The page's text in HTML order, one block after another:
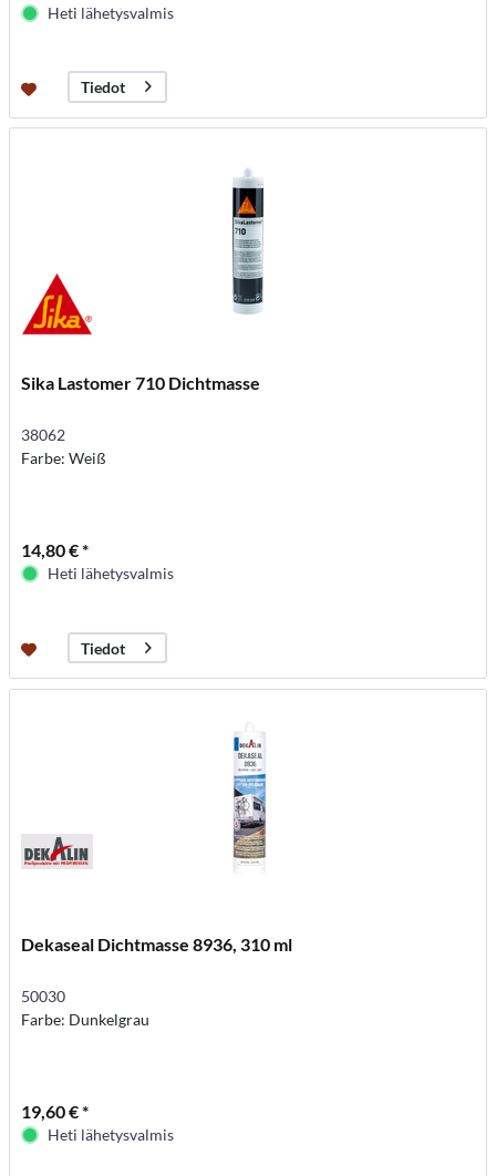
Heti lähetysvalmis
Tiedot
Sika Lastomer 710 Dichtmasse
38062
Farbe: Weiß
14,80 € *
Heti lähetysvalmis
Tiedot
Dekaseal Dichtmasse 8936, 310 ml
50030
Farbe: Dunkelgrau
19,60 € *
Heti lähetysvalmis